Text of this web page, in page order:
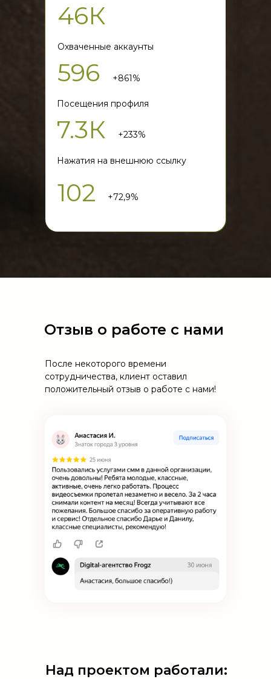
102
596
Нажатия на внешнюю ссылку
Посещения профиля
+72,9%
+233%
+861%
46К
7.3К
Охваченные аккаунты
Отзыв о работе с нами
После некоторого времени
сотрудничества, клиент оставил
положительный отзыв о работе с нами!
Над проектом работали: